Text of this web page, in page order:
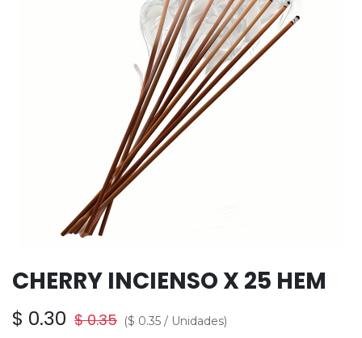
CHERRY INCIENSO X 25 HEM
$ 0.30 $0.35 ($ 0.35 / Unidades)